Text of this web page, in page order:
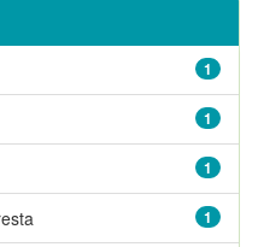
1
1
1
1